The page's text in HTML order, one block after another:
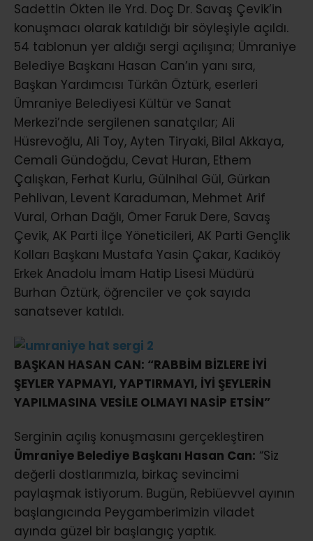
Sadettin Ökten ile Yrd. Doç Dr. Savaş Çevik’in
konuşmacı olarak katıldığı bir söyleşiyle açıldı.
54 tablonun yer aldığı sergi açılışına; Ümraniye
Belediye Başkanı Hasan Can’ın yanı sıra,
Başkan Yardımcısı Türkân Öztürk, eserleri
Ümraniye Belediyesi Kültür ve Sanat
Merkezi’nde sergilenen sanatçılar; Ali
Hüsrevoğlu, Ali Toy, Ayten Tiryaki, Bilal Akkaya,
Cemali Gündoğdu, Cevat Huran, Ethem
Çalışkan, Ferhat Kurlu, Gülnihal Gül, Gürkan
Pehlivan, Levent Karaduman, Mehmet Arif
Vural, Orhan Dağlı, Ömer Faruk Dere, Savaş
Çevik, AK Parti İlçe Yöneticileri, AK Parti Gençlik
Kolları Başkanı Mustafa Yasin Çakar, Kadıköy
Erkek Anadolu İmam Hatip Lisesi Müdürü
Burhan Öztürk, öğrenciler ve çok sayıda
sanatsever katıldı.
BAŞKAN HASAN CAN: “RABBİM BİZLERE İYİ
ŞEYLER YAPMAYI, YAPTIRMAYI, İYİ ŞEYLERİN
YAPILMASINA VESİLE OLMAYI NASİP ETSİN”
Serginin açılış konuşmasını gerçekleştiren
Ümraniye Belediye Başkanı Hasan Can: “Siz
değerli dostlarımızla, birkaç sevincimi
paylaşmak istiyorum. Bugün, Rebiüevvel ayının
başlangıcında Peygamberimizin viladet
ayında güzel bir başlangıç yaptık.